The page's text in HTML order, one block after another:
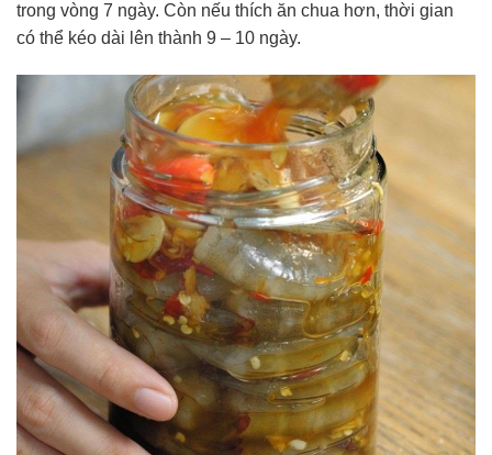
trong vòng 7 ngày. Còn nếu thích ăn chua hơn, thời gian
có thể kéo dài lên thành 9 – 10 ngày.